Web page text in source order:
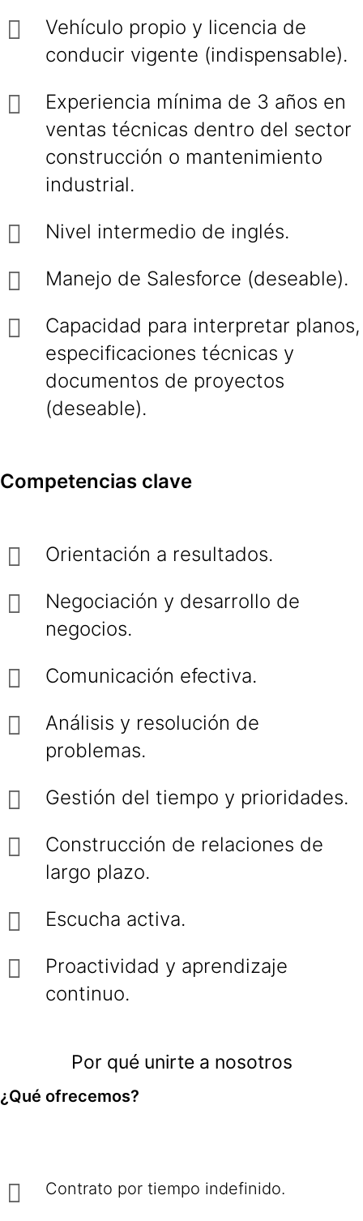
Vehículo propio y licencia de
conducir vigente (indispensable).
Experiencia mínima de 3 años en
ventas técnicas dentro del sector
construcción o mantenimiento
industrial.
Nivel intermedio de inglés.
Manejo de Salesforce (deseable).
Capacidad para interpretar planos,
especificaciones técnicas y
documentos de proyectos
(deseable).
Competencias clave
Orientación a resultados.
Negociación y desarrollo de
negocios.
Comunicación efectiva.
Análisis y resolución de
problemas.
Gestión del tiempo y prioridades.
Construcción de relaciones de
largo plazo.
Escucha activa.
Proactividad y aprendizaje
continuo.
Por qué unirte a nosotros
¿Qué ofrecemos?
Contrato por tiempo indefinido.